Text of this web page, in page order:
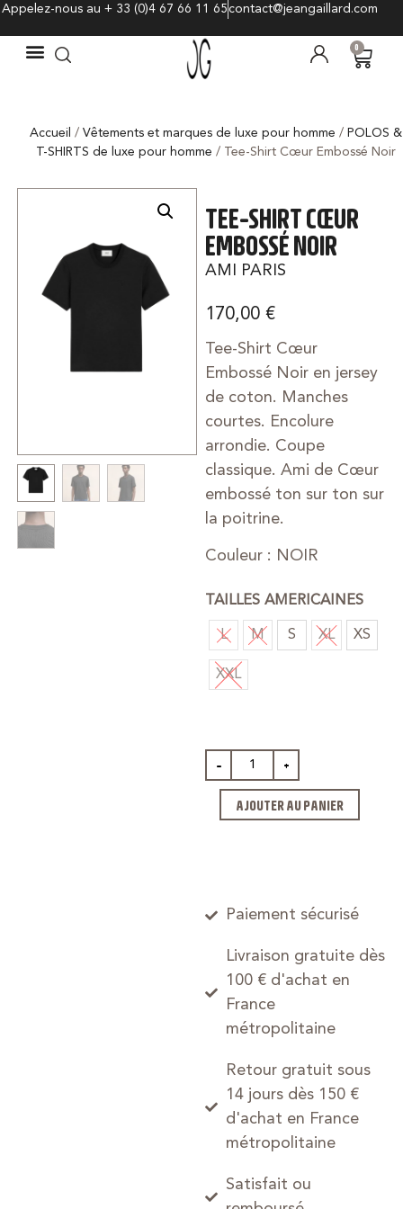
Appelez-nous au + 33 (0)4 67 66 11 65contact@jeangaillard.com
0
Accueil / Vêtements et marques de luxe pour homme / POLOS &
T-SHIRTS de luxe pour homme / Tee-Shirt Cœur Embossé Noir
TEE-SHIRT CŒUR
EMBOSSÉ NOIR
AMI PARIS
170,00€
Tee-Shirt Cœur
Embossé Noir en jersey
de coton. Manches
courtes. Encolure
arrondie. Coupe
classique. Ami de Cœur
embossé ton sur ton sur
la poitrine.
Couleur : NOIR
TAILLES AMERICAINES
L M S XL XS
XXL
- +
AJOUTER AU PANIER
Paiement sécurisé
Livraison gratuite dès
100 € d'achat en
France
métropolitaine
Retour gratuit sous
14 jours dès 150 €
d'achat en France
métropolitaine
Satisfait ou